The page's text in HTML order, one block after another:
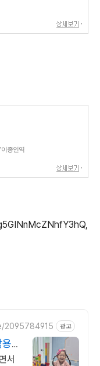
이종인역
2095784915 광고
한
서